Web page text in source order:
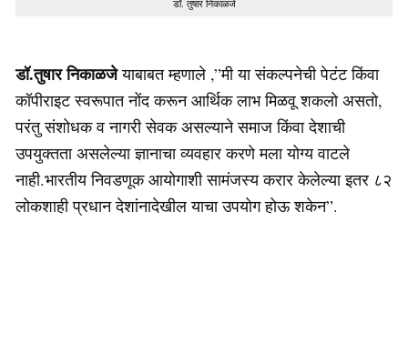
डॉ. तुषार निकाळजे
डॉ.तुषार निकाळजेयाबाबत म्हणाले ,”मी या संकल्पनेची पेटंट किंवा
कॉपीराइट स्वरूपात नोंद करून आर्थिक लाभ मिळवू शकलो असतो,
परंतु संशोधक व नागरी सेवक असल्याने समाज किंवा देशाची
उपयुक्तता असलेल्या ज्ञानाचा व्यवहार करणे मला योग्य वाटले
नाही.भारतीय निवडणूक आयोगाशी सामंजस्य करार केलेल्या इतर ८२
लोकशाही प्रधान देशांनादेखील याचा उपयोग होऊ शकेन”.